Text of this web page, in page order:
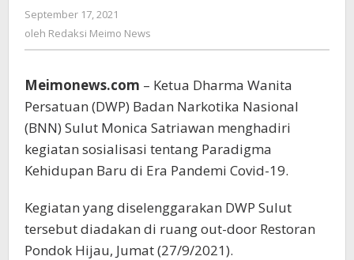
di
Pandemi
Covid-
19
September 17, 2021
Redaksi
oleh Redaksi Meimo News
Meimonews.com – Ketua Dharma Wanita
Persatuan (DWP) Badan Narkotika Nasional
(BNN) Sulut Monica Satriawan menghadiri
kegiatan sosialisasi tentang Paradigma
Kehidupan Baru di Era Pandemi Covid-19.
Kegiatan yang diselenggarakan DWP Sulut
tersebut diadakan di ruang out-door Restoran
Pondok Hijau, Jumat (27/9/2021).